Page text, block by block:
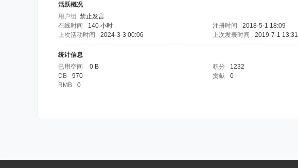
活跃概况
用户组 禁止发言
在线时间
140 小时 注册时间 2018-5-1 18:09
上次活动时间
2024-3-3 00:06 上次发表时间 2019-7-1 13:31
统计信息
已用空间
0 B 积分 1232
DB
970 贡献 0
RMB
0